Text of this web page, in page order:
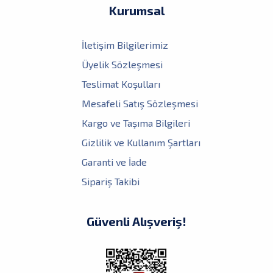
Kurumsal
İletişim Bilgilerimiz
Üyelik Sözleşmesi
Teslimat Koşulları
Mesafeli Satış Sözleşmesi
Kargo ve Taşıma Bilgileri
Gizlilik ve Kullanım Şartları
Garanti ve İade
Sipariş Takibi
Güvenli Alışveriş!